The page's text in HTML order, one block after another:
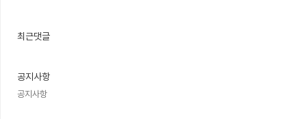
인
최근댓글
공지사항
공지사항